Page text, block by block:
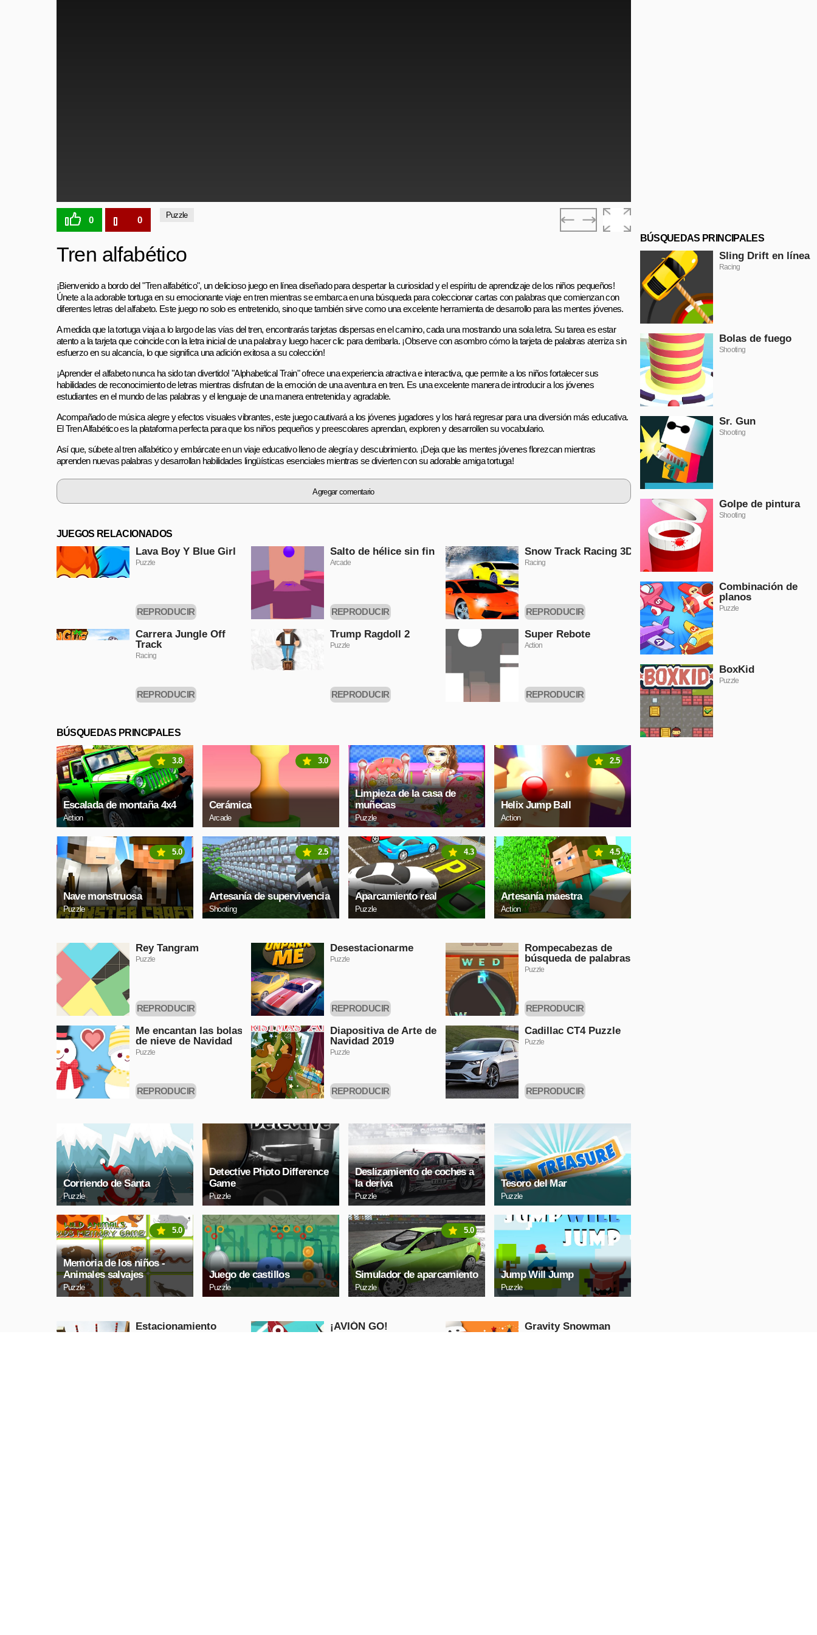
0 0 Puzzle
Tren alfabético
¡Bienvenido a bordo del "Tren alfabético", un delicioso juego en línea diseñado para despertar la curiosidad y el espíritu de aprendizaje de los niños pequeños!
Únete a la adorable tortuga en su emocionante viaje en tren mientras se embarca en una búsqueda para coleccionar cartas con palabras que comienzan con
diferentes letras del alfabeto. Este juego no solo es entretenido, sino que también sirve como una excelente herramienta de desarrollo para las mentes jóvenes.
A medida que la tortuga viaja a lo largo de las vías del tren, encontrarás tarjetas dispersas en el camino, cada una mostrando una sola letra. Su tarea es estar
atento a la tarjeta que coincide con la letra inicial de una palabra y luego hacer clic para derribarla. ¡Observe con asombro cómo la tarjeta de palabras aterriza sin
esfuerzo en su alcancía, lo que significa una adición exitosa a su colección!
¡Aprender el alfabeto nunca ha sido tan divertido! "Alphabetical Train" ofrece una experiencia atractiva e interactiva, que permite a los niños fortalecer sus
habilidades de reconocimiento de letras mientras disfrutan de la emoción de una aventura en tren. Es una excelente manera de introducir a los jóvenes
estudiantes en el mundo de las palabras y el lenguaje de una manera entretenida y agradable.
Acompañado de música alegre y efectos visuales vibrantes, este juego cautivará a los jóvenes jugadores y los hará regresar para una diversión más educativa.
El Tren Alfabético es la plataforma perfecta para que los niños pequeños y preescolares aprendan, exploren y desarrollen su vocabulario.
Así que, súbete al tren alfabético y embárcate en un viaje educativo lleno de alegría y descubrimiento. ¡Deja que las mentes jóvenes florezcan mientras
aprenden nuevas palabras y desarrollan habilidades lingüísticas esenciales mientras se divierten con su adorable amiga tortuga!
Agregar comentario
JUEGOS RELACIONADOS
Lava Boy Y Blue Girl
Puzzle
REPRODUCIR
Salto de hélice sin fin
Arcade
REPRODUCIR
Snow Track Racing 3D
Racing
REPRODUCIR
Carrera Jungle Off
Track
Racing
REPRODUCIR
Trump Ragdoll 2
Puzzle
REPRODUCIR
Super Rebote
Action
REPRODUCIR
BÚSQUEDAS PRINCIPALES
Escalada de montaña 4x4
Action
3.8
Cerámica
Arcade
3.0
Limpieza de la casa de
muñecas
Puzzle
Helix Jump Ball
Action
2.5
Nave monstruosa
Puzzle
5.0
Artesanía de supervivencia
Shooting
2.5
Aparcamiento real
Puzzle
4.3
Artesanía maestra
Action
4.5
Rey Tangram
Puzzle
REPRODUCIR
Desestacionarme
Puzzle
REPRODUCIR
Rompecabezas de
búsqueda de palabras
Puzzle
REPRODUCIR
Me encantan las bolas
de nieve de Navidad
Puzzle
REPRODUCIR
Diapositiva de Arte de
Navidad 2019
Puzzle
REPRODUCIR
Cadillac CT4 Puzzle
Puzzle
REPRODUCIR
Corriendo de Santa
Puzzle
Detective Photo Difference
Game
Puzzle
Deslizamiento de coches a
la deriva
Puzzle
Tesoro del Mar
Puzzle
Memoria de los niños -
Animales salvajes
Puzzle
5.0
Juego de castillos
Puzzle
Simulador de aparcamiento
Puzzle
5.0
Jump Will Jump
Puzzle
Estacionamiento
¡AVIÓN GO!
Gravity Snowman
BÚSQUEDAS PRINCIPALES
Sling Drift en línea
Racing
Bolas de fuego
Shooting
Sr. Gun
Shooting
Golpe de pintura
Shooting
Combinación de
planos
Puzzle
BoxKid
Puzzle